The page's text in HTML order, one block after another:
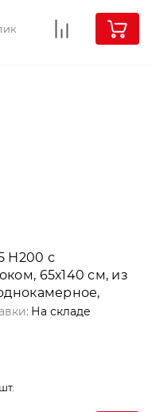
Н200 с
65х140 см, из
Roto
На складе